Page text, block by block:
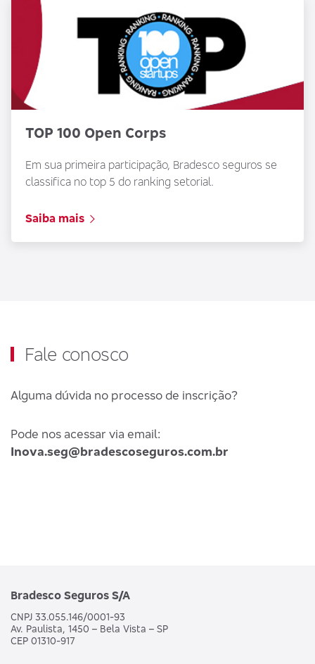
TOP 100 Open Corps
Em sua primeira participação, Bradesco seguros se
classifica no top 5 do ranking setorial.
Saiba mais
Fale conosco
Alguma dúvida no processo de inscrição?
Pode nos acessar via email:
Inova.seg@bradescoseguros.com.br
Bradesco Seguros S/A
CNPJ 33.055.146/0001-93
Av. Paulista, 1450 – Bela Vista – SP
CEP 01310-917